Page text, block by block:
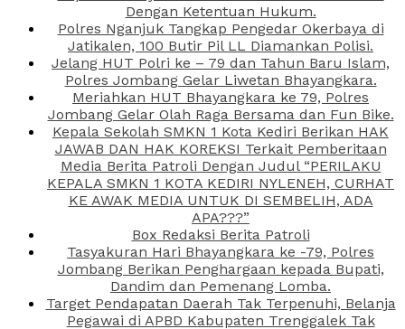
Dengan Ketentuan Hukum.
Polres Nganjuk Tangkap Pengedar Okerbaya di
Jatikalen, 100 Butir Pil LL Diamankan Polisi.
Jelang HUT Polri ke – 79 dan Tahun Baru Islam,
Polres Jombang Gelar Liwetan Bhayangkara.
Meriahkan HUT Bhayangkara ke 79, Polres
Jombang Gelar Olah Raga Bersama dan Fun Bike.
Kepala Sekolah SMKN 1 Kota Kediri Berikan HAK
JAWAB DAN HAK KOREKSI Terkait Pemberitaan
Media Berita Patroli Dengan Judul “PERILAKU
KEPALA SMKN 1 KOTA KEDIRI NYLENEH, CURHAT
KE AWAK MEDIA UNTUK DI SEMBELIH, ADA
APA???”
Box Redaksi Berita Patroli
Tasyakuran Hari Bhayangkara ke -79, Polres
Jombang Berikan Penghargaan kepada Bupati,
Dandim dan Pemenang Lomba.
Target Pendapatan Daerah Tak Terpenuhi, Belanja
Pegawai di APBD Kabupaten Trenggalek Tak